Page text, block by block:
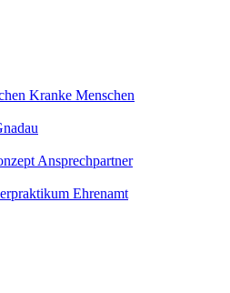
Kranke Menschen
Ansprechpartner
Ehrenamt